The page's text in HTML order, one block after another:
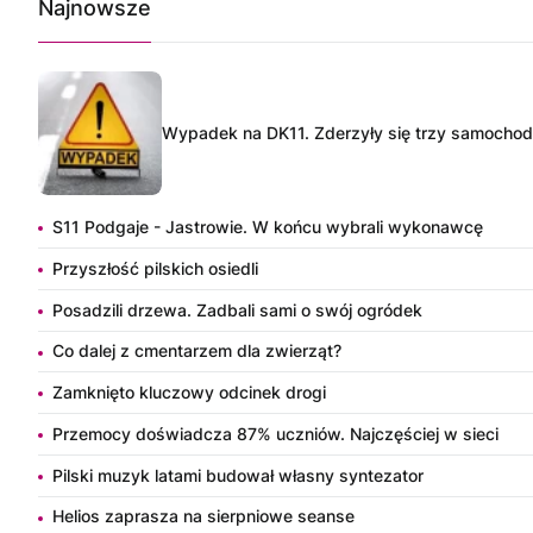
Najnowsze
Wypadek na DK11. Zderzyły się trzy
S11 Podgaje - Jastrowie. W końcu wybrali wykonawcę
Przyszłość pilskich osiedli
Posadzili drzewa. Zadbali sami o swój ogródek
Co dalej z cmentarzem dla zwierząt?
Zamknięto kluczowy odcinek drogi
Przemocy doświadcza 87% uczniów. Najczęściej w sieci
Pilski muzyk latami budował własny syntezator
Helios zaprasza na sierpniowe seanse